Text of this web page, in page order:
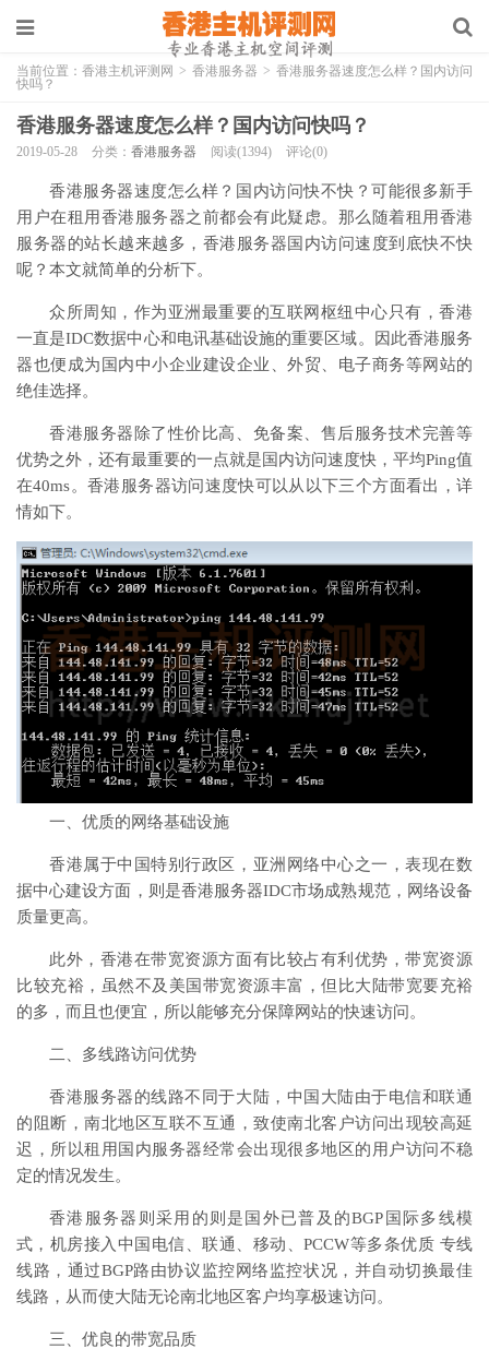
当前位置： 香港主机评测网 > 香港服务器 > 香港服务器速度怎么样？国内访问
快吗？
香港服务器速度怎么样？国内访问快吗？
2019-05-28 分类： 香港服务器 阅读(1394) 评论(0)
香港服务器速度怎么样？国内访问快不快？可能很多新手
用户在租用香港服务器之前都会有此疑虑。那么随着租用香港
服务器的站长越来越多，香港服务器国内访问速度到底快不快
呢？本文就简单的分析下。
众所周知，作为亚洲最重要的互联网枢纽中心只有，香港
一直是IDC数据中心和电讯基础设施的重要区域。因此香港服务
器也便成为国内中小企业建设企业、外贸、电子商务等网站的
绝佳选择。
香港服务器除了性价比高、免备案、售后服务技术完善等
优势之外，还有最重要的一点就是国内访问速度快，平均Ping值
在40ms。香港服务器访问速度快可以从以下三个方面看出，详
情如下。
一、优质的网络基础设施
香港属于中国特别行政区，亚洲网络中心之一，表现在数
据中心建设方面，则是香港服务器IDC市场成熟规范，网络设备
质量更高。
此外，香港在带宽资源方面有比较占有利优势，带宽资源
比较充裕，虽然不及美国带宽资源丰富，但比大陆带宽要充裕
的多，而且也便宜，所以能够充分保障网站的快速访问。
二、多线路访问优势
香港服务器的线路不同于大陆，中国大陆由于电信和联通
的阻断，南北地区互联不互通，致使南北客户访问出现较高延
迟，所以租用国内服务器经常会出现很多地区的用户访问不稳
定的情况发生。
香港服务器则采用的则是国外已普及的BGP国际多线模
式，机房接入中国电信、联通、移动、PCCW等多条优质 专线
线路，通过BGP路由协议监控网络监控状况，并自动切换最佳
线路，从而使大陆无论南北地区客户均享极速访问。
三、优良的带宽品质